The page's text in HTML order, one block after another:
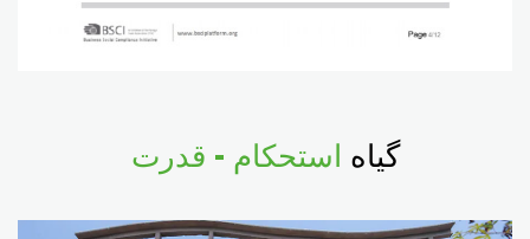
گیاه استحکام - قدرت